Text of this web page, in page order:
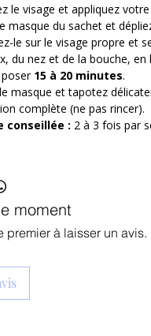
et à l'allantoïne
routine change la
ni colorant
anti-âge hebdomadaire.
du visage pour une
à votre peau la
votre masque Core
l'aspect des
intensément
renforce la barrière
sans paraben,
le visage et appliquez
masque du sachet et
le sur le visage propre et
du nez et de la bouche,
poser 15 à 20 minutes.
masque et tapotez
complète (ne pas rincer).
conseillée : 2 à 3 fois par
moment
premier à laisser un avis.